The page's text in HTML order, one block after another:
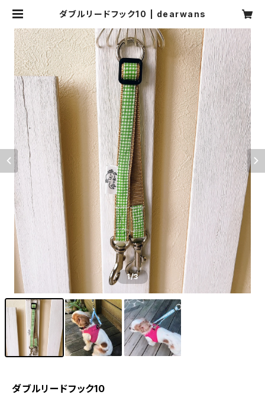
ダブルリードフック10 | dearwans
1/3
ダブルリードフック10